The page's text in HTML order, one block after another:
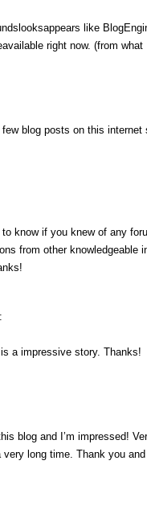
like
right now. (from
blog posts on this
know if you knew of any
from other
a impressive story. Thanks!
blog and I’m impressed!
long time. Thank you